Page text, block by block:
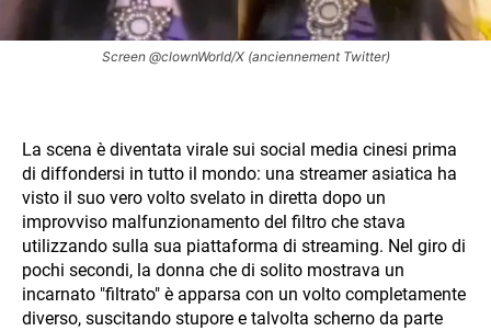
Screen @clownWorld/X (anciennement Twitter)
La scena è diventata virale sui social media cinesi prima
di diffondersi in tutto il mondo: una streamer asiatica ha
visto il suo vero volto svelato in diretta dopo un
improvviso malfunzionamento del filtro che stava
utilizzando sulla sua piattaforma di streaming. Nel giro di
pochi secondi, la donna che di solito mostrava un
incarnato "filtrato" è apparsa con un volto completamente
diverso, suscitando stupore e talvolta scherno da parte